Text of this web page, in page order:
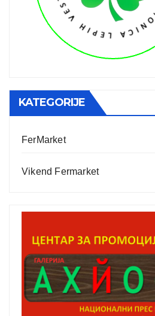
KATEGORIJE
FerMarket
Vikend Fermarket